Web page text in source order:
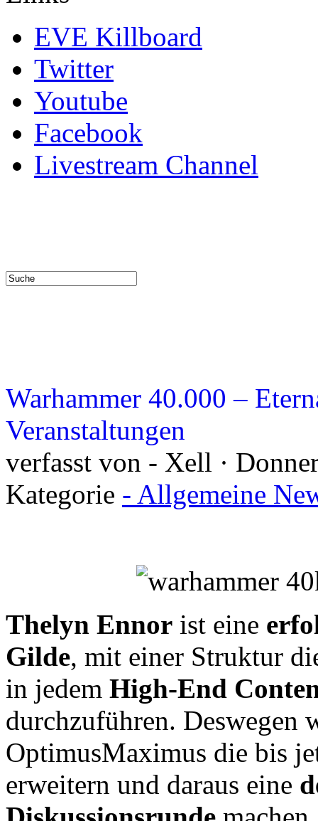
EVE Killboard
Twitter
Youtube
Facebook
Livestream Channel
Warhammer 40.000 –
Veranstaltungen
verfasst von - Xell ·
Kategorie - Allgemeine
Thelyn Ennor ist eine
Gilde, mit einer Struktur
in jedem High-End
durchzuführen.
OptimusMaximus die bis
erweitern und daraus eine